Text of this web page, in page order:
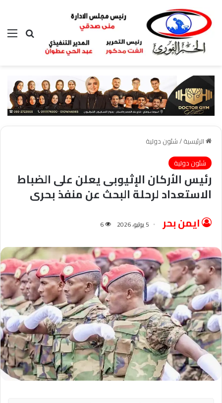
بحث عن
الرئيسية/شئون دولية
شئون دولية
رئيس الأركان الإثيوبى يعلن على الضباط
الاستعداد لرحلة البحث عن منفذ بحرى
ايمن بحر 5 يوليو، 2026 6